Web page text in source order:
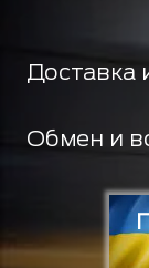
Доставка
Обмен и